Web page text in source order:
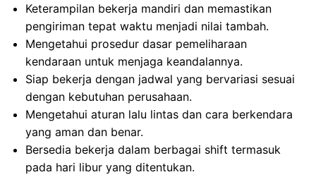
Keterampilan bekerja mandiri dan memastikan
pengiriman tepat waktu menjadi nilai tambah.
Mengetahui prosedur dasar pemeliharaan
kendaraan untuk menjaga keandalannya.
Siap bekerja dengan jadwal yang bervariasi sesuai
dengan kebutuhan perusahaan.
Mengetahui aturan lalu lintas dan cara berkendara
yang aman dan benar.
Bersedia bekerja dalam berbagai shift termasuk
pada hari libur yang ditentukan.